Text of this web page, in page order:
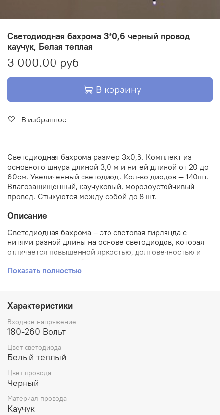
Светодиодная бахрома 3*0,6 черный провод
каучук, Белая теплая
3 000.00 руб
В корзину
В избранное
Светодиодная бахрома размер 3х0,6. Комплект из
основного шнура длиной 3,0 м и нитей длиной от 20 до
60см. Увеличенный светодиод. Кол-во диодов — 140шт.
Влагозащищенный, каучуковый, морозоустойчивый
провод. Стыкуются между собой до 8 шт.
Описание
Светодиодная бахрома – это световая гирлянда с
нитями разной длины на основе светодиодов, которая
отличается повышенной яркостью, долговечностью и
вагозащищенности. Расстояние между нитями 10 см,
последовательное соединение до 8 штук. «Бахрома»
пользуется популярностью среди декораторов, а
владельцы коммерческой и частной недвижимости
используют ее для украшения фасадов своих кафе,
ресторанов и магазинов, что сразу же выгодно
этой гирляндой загородного дома или коттеджа
придаст строению нарядный вид, подчеркнет его
уникальность.
Показать полностью
Характеристики
Входное напряжение
180-260 Вольт
Цвет светодиода
Белый теплый
Цвет провода
Черный
Материал провода
Каучук